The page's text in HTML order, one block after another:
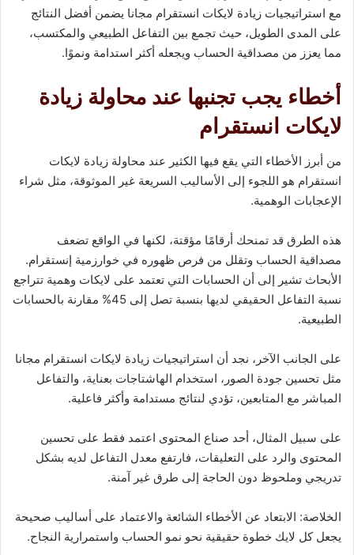
مع استراتيجيات زيادة لايكات انستقرام مجانا يضمن أفضل النتائج
على المدى الطويل، حيث تجمع بين التفاعل الطبيعي والمكتسب،
مما يعزز من مصداقية الحساب ويجعله أكثر استدامة ونموًا.
أخطاء يجب تجنبها عند محاولة زيادة
لايكات انستقرام
من أبرز الأخطاء التي يقع فيها الكثير عند محاولة زيادة لايكات
انستقرام هو اللجوء إلى الأساليب السريعة غير الموثوقة، مثل شراء
الإعجابات الوهمية.
هذه الطرق قد تمنحك أرقامًا مؤقتة، لكنها في الواقع تضعف
مصداقية الحساب وتقلل من فرص ظهوره في خوارزمية إنستقرام.
الأبحاث تشير إلى أن الحسابات التي تعتمد على لايكات وهمية تتراجع
نسبة التفاعل الحقيقي لديها بنسبة تصل إلى 45% مقارنة بالحسابات
الطبيعية.
على الجانب الآخر، نجد أن استراتيجيات زيادة لايكات انستقرام مجانا
مثل تحسين جودة الصور، استخدام الهاشتاجات بعناية، والتفاعل
المباشر مع المتابعين، تؤدي لنتائج مستدامة وأكثر فاعلية.
على سبيل المثال، أحد صناع المحتوى اعتمد فقط على تحسين
المحتوى والرد على التعليقات، فارتفع معدل التفاعل لديه بشكل
تدريجي وملحوظ دون الحاجة إلى طرق غير آمنة.
الخلاصة: الابتعاد عن الأخطاء الشائعة والاعتماد على أساليب صحيحة
يجعل كل لايك خطوة حقيقية نحو نمو الحساب واستمرارية النجاح.